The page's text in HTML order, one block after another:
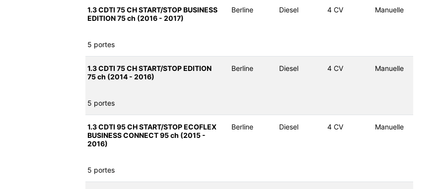
1.3 CDTI 75 CH START/STOP BUSINESS
EDITION 75 ch (2016 - 2017)
Berline Diesel 4 CV Manuelle
5 portes
1.3 CDTI 75 CH START/STOP EDITION
75 ch (2014 - 2016)
Berline Diesel 4 CV Manuelle
5 portes
1.3 CDTI 95 CH START/STOP ECOFLEX
BUSINESS CONNECT 95 ch (2015 -
2016)
Berline Diesel 4 CV Manuelle
5 portes